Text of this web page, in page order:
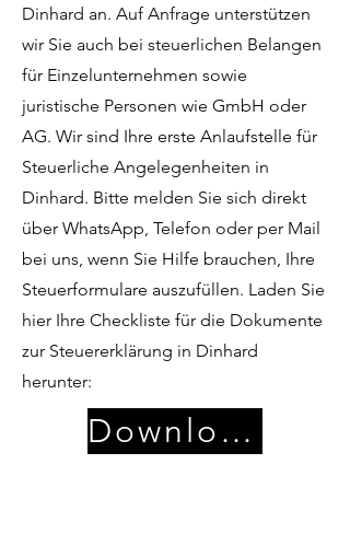
Dinhard an. Auf Anfrage unterstützen
wir Sie auch bei steuerlichen Belangen
für Einzelunternehmen sowie
juristische Personen wie GmbH oder
AG. Wir sind Ihre erste Anlaufstelle für
Steuerliche Angelegenheiten in
Dinhard. Bitte melden Sie sich direkt
über WhatsApp, Telefon oder per Mail
bei uns, wenn Sie Hilfe brauchen, Ihre
Steuerformulare auszufüllen. Laden Sie
hier Ihre Checkliste für die Dokumente
zur Steuererklärung in Dinhard
herunter:
Download